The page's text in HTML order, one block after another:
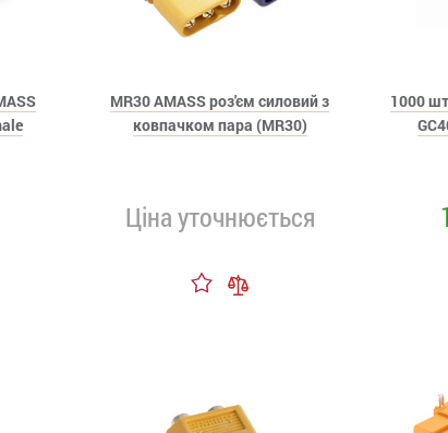
MR30 AMASS роз'єм силовий з
ковпачком пара (MR30)
Ціна уточнюється
1000